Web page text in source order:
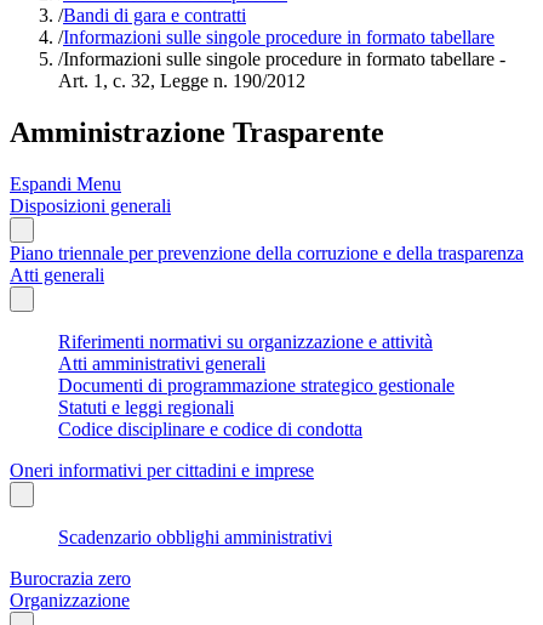
/Bandi di gara e contratti
/Informazioni sulle singole procedure in formato tabellare
/Informazioni sulle singole procedure in formato tabellare -
Art. 1, c. 32, Legge n. 190/2012
Amministrazione Trasparente
Espandi Menu
Disposizioni generali
Piano triennale per prevenzione della corruzione e della trasparenza
Atti generali
Riferimenti normativi su organizzazione e attività
Atti amministrativi generali
Documenti di programmazione strategico gestionale
Statuti e leggi regionali
Codice disciplinare e codice di condotta
Oneri informativi per cittadini e imprese
Scadenzario obblighi amministrativi
Burocrazia zero
Organizzazione